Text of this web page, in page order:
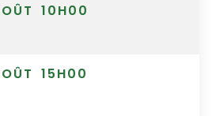
10H00
15H00